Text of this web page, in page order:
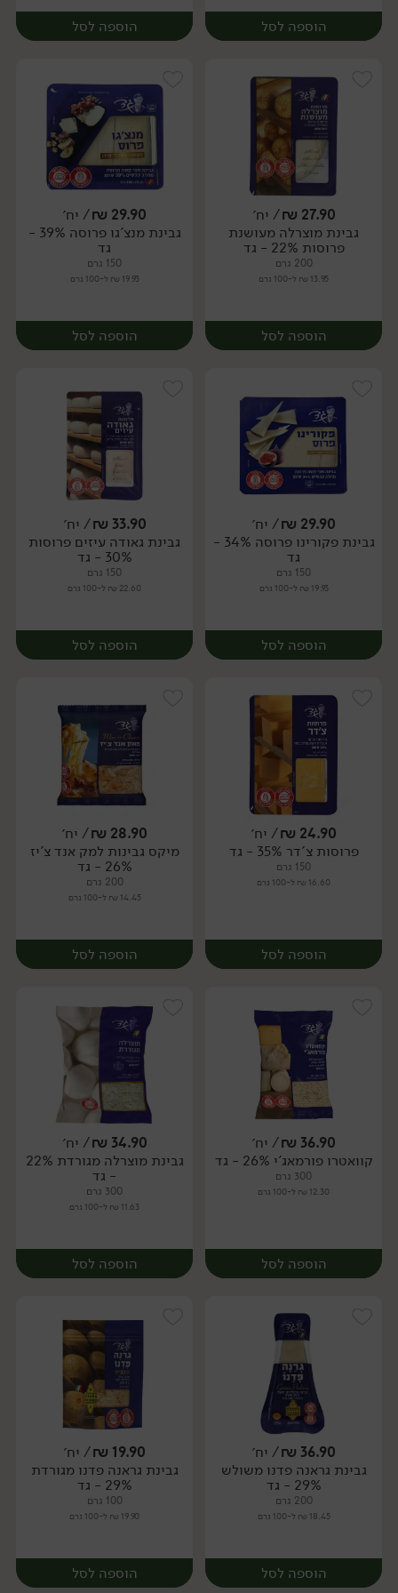
הוספה לסל
יח׳
הוספה לסל
יח׳
27.90
₪/ יח׳
גבינת מוצרלה מעושנת
פרוסות 22% - גד
200 גרם
13.95 ₪ ל-100 גרם
הוספה לסל
יח׳
29.90
₪/ יח׳
גבינת מנצ'גו פרוסה 39% -
גד
150 גרם
19.93 ₪ ל-100 גרם
הוספה לסל
יח׳
29.90
₪/ יח׳
גבינת פקורינו פרוסה 34% -
גד
150 גרם
19.93 ₪ ל-100 גרם
הוספה לסל
יח׳
33.90
₪/ יח׳
גבינת גאודה עיזים פרוסות
30% - גד
150 גרם
22.60 ₪ ל-100 גרם
הוספה לסל
יח׳
24.90
₪/ יח׳
פרוסות צ'דר 35% - גד
150 גרם
16.60 ₪ ל-100 גרם
הוספה לסל
יח׳
28.90
₪/ יח׳
מיקס גבינות למק אנד צ'יז
26% - גד
200 גרם
14.45 ₪ ל-100 גרם
הוספה לסל
יח׳
36.90
₪/ יח׳
קוואטרו פורמאג'י 26% - גד
300 גרם
12.30 ₪ ל-100 גרם
הוספה לסל
יח׳
34.90
₪/ יח׳
גבינת מוצרלה מגורדת 22%
- גד
300 גרם
11.63 ₪ ל-100 גרם
הוספה לסל
יח׳
36.90
₪/ יח׳
גבינת גראנה פדנו משולש
29% - גד
200 גרם
18.45 ₪ ל-100 גרם
הוספה לסל
19.90
₪/ יח׳
גבינת גראנה פדנו מגורדת
29% - גד
100 גרם
19.90 ₪ ל-100 גרם
הוספה לסל